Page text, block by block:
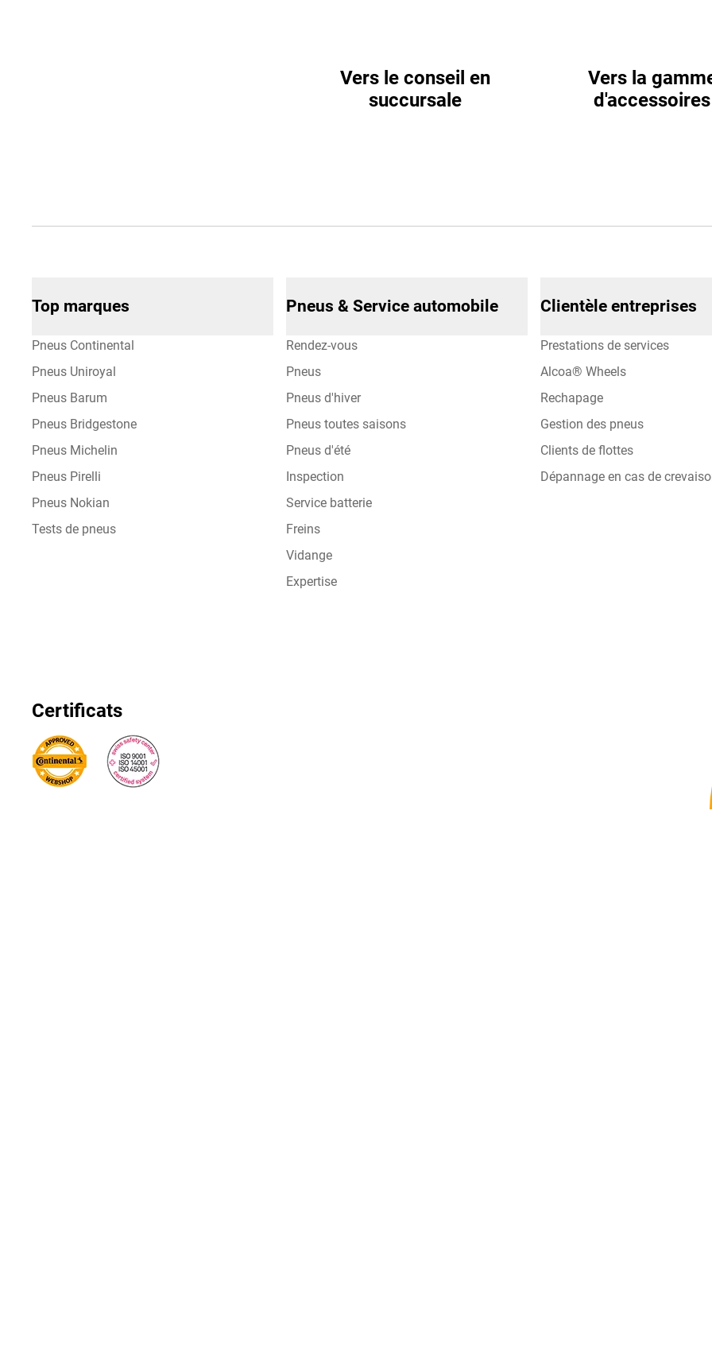
Vers le conseil en
succursale
Vers la
d'accessoires
Top marques
Pneus Continental
Pneus Uniroyal
Pneus Barum
Pneus Bridgestone
Pneus Michelin
Pneus Pirelli
Pneus Nokian
Tests de pneus
Pneus & Service automobile
Rendez-vous
Pneus
Pneus d'hiver
Pneus toutes saisons
Pneus d'été
Inspection
Service batterie
Freins
Vidange
Expertise
Clientèle entreprises
Prestations de services
Alcoa® Wheels
Rechapage
Gestion des pneus
Clients de flottes
Dépannage en cas de
Certificats